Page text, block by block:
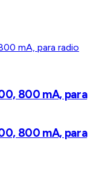
800 mA, para
800 mA, para